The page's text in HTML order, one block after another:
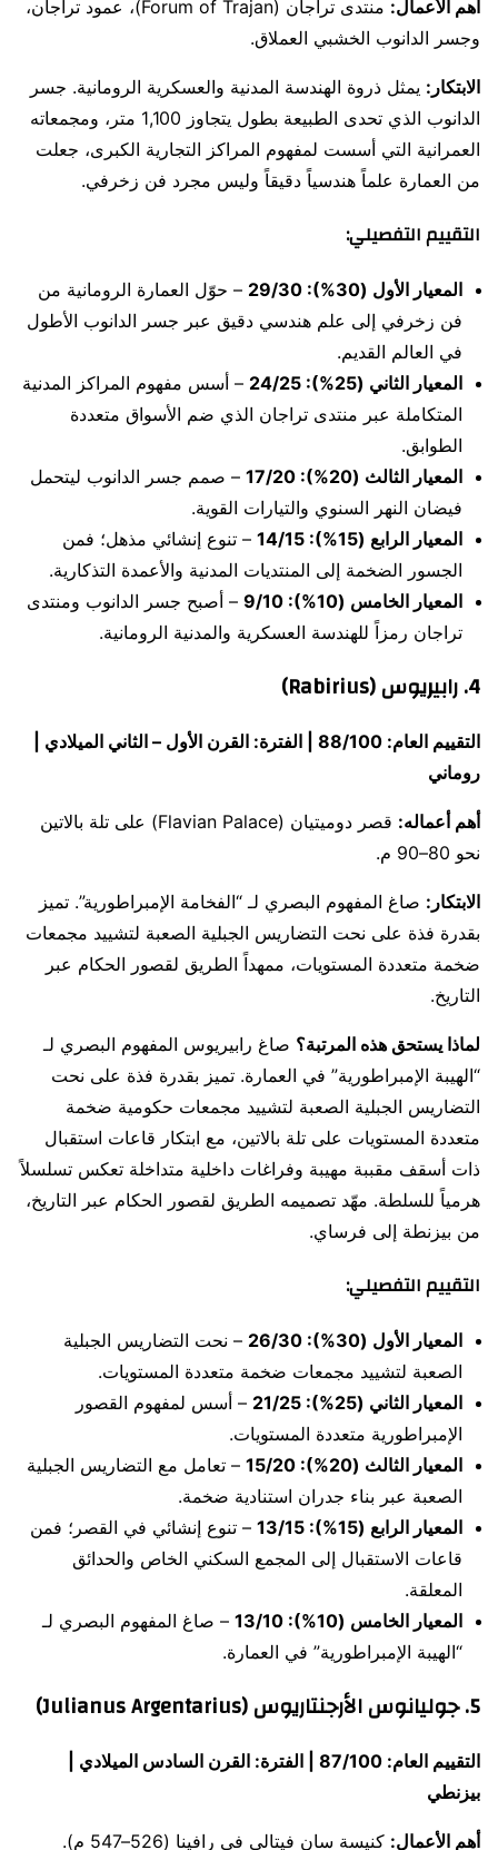
أهم الأعمال:
منتدى تراجان (Forum of Trajan)، عمود تراجان،
وجسر الدانوب الخشبي العملاق.
الابتكار: يمثل ذروة الهندسة المدنية والعسكرية الرومانية. جسر
الدانوب الذي تحدى الطبيعة بطول يتجاوز 1,100 متر، ومجمعاته
العمرانية التي أسست لمفهوم المراكز التجارية الكبرى، جعلت
من العمارة علماً هندسياً دقيقاً وليس مجرد فن زخرفي.
التقييم التفصيلي:
المعيار الأول (30%): 29/30
– حوّل العمارة الرومانية من
فن زخرفي إلى علم هندسي دقيق عبر جسر الدانوب الأطول
في العالم القديم.
المعيار الثاني (25%): 24/25
– أسس مفهوم المراكز المدنية
المتكاملة عبر منتدى تراجان الذي ضم الأسواق متعددة
الطوابق.
المعيار الثالث (20%): 17/20
– صمم جسر الدانوب ليتحمل
فيضان النهر السنوي والتيارات القوية.
المعيار الرابع (15%): 14/15
– تنوع إنشائي مذهل؛ فمن
الجسور الضخمة إلى المنتديات المدنية والأعمدة التذكارية.
المعيار الخامس (10%): 9/10
– أصبح جسر الدانوب ومنتدى
تراجان رمزاً للهندسة العسكرية والمدنية الرومانية.
4. رابيريوس (Rabirius)
التقييم العام: 88/100 | الفترة: القرن الأول – الثاني الميلادي |
روماني
أهم أعماله:
قصر دوميتيان (Flavian Palace) على تلة بالاتين
نحو 80–90 م.
الابتكار: صاغ المفهوم البصري لـ “الفخامة الإمبراطورية”. تميز
بقدرة فذة على نحت التضاريس الجبلية الصعبة لتشييد مجمعات
ضخمة متعددة المستويات، ممهداً الطريق لقصور الحكام عبر
التاريخ.
لماذا يستحق هذه المرتبة؟ صاغ رابيريوس المفهوم البصري لـ
“الهيبة الإمبراطورية” في العمارة. تميز بقدرة فذة على نحت
التضاريس الجبلية الصعبة لتشييد مجمعات حكومية ضخمة
متعددة المستويات على تلة بالاتين، مع ابتكار قاعات استقبال
ذات أسقف مقببة مهيبة وفراغات داخلية متداخلة تعكس تسلسلاً
هرمياً للسلطة. مهّد تصميمه الطريق لقصور الحكام عبر التاريخ،
من بيزنطة إلى فرساي.
التقييم التفصيلي:
المعيار الأول (30%): 26/30
– نحت التضاريس الجبلية
الصعبة لتشييد مجمعات ضخمة متعددة المستويات.
المعيار الثاني (25%): 21/25
– أسس لمفهوم القصور
الإمبراطورية متعددة المستويات.
المعيار الثالث (20%): 15/20
– تعامل مع التضاريس الجبلية
الصعبة عبر بناء جدران استنادية ضخمة.
المعيار الرابع (15%): 13/15
– تنوع إنشائي في القصر؛ فمن
قاعات الاستقبال إلى المجمع السكني الخاص والحدائق
المعلقة.
المعيار الخامس (10%): 13/10
– صاغ المفهوم البصري لـ
“الهيبة الإمبراطورية” في العمارة.
5. جوليانوس الأرجنتاريوس (Julianus Argentarius)
التقييم العام: 87/100 | الفترة: القرن السادس الميلادي |
بيزنطي
أهم الأعمال: كنيسة سان فيتالي في رافينا (526–547 م).